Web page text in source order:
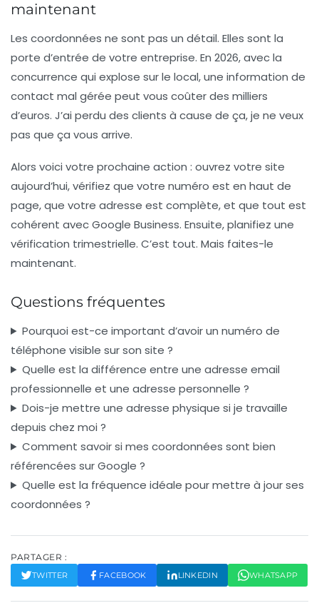
maintenant
Les coordonnées ne sont pas un détail. Elles sont la
porte d’entrée de votre entreprise. En 2026, avec la
concurrence qui explose sur le local, une information de
contact mal gérée peut vous coûter des milliers
d’euros. J’ai perdu des clients à cause de ça, je ne veux
pas que ça vous arrive.
Alors voici votre prochaine action : ouvrez votre site
aujourd’hui, vérifiez que votre numéro est en haut de
page, que votre adresse est complète, et que tout est
cohérent avec Google Business. Ensuite, planifiez une
vérification trimestrielle. C’est tout. Mais faites-le
maintenant.
Questions fréquentes
Pourquoi est-ce important d’avoir un numéro de
téléphone visible sur son site ?
Quelle est la différence entre une adresse email
professionnelle et une adresse personnelle ?
Dois-je mettre une adresse physique si je travaille
depuis chez moi ?
Comment savoir si mes coordonnées sont bien
référencées sur Google ?
Quelle est la fréquence idéale pour mettre à jour ses
coordonnées ?
PARTAGER :
TWITTER FACEBOOK LINKEDIN WHATSAPP